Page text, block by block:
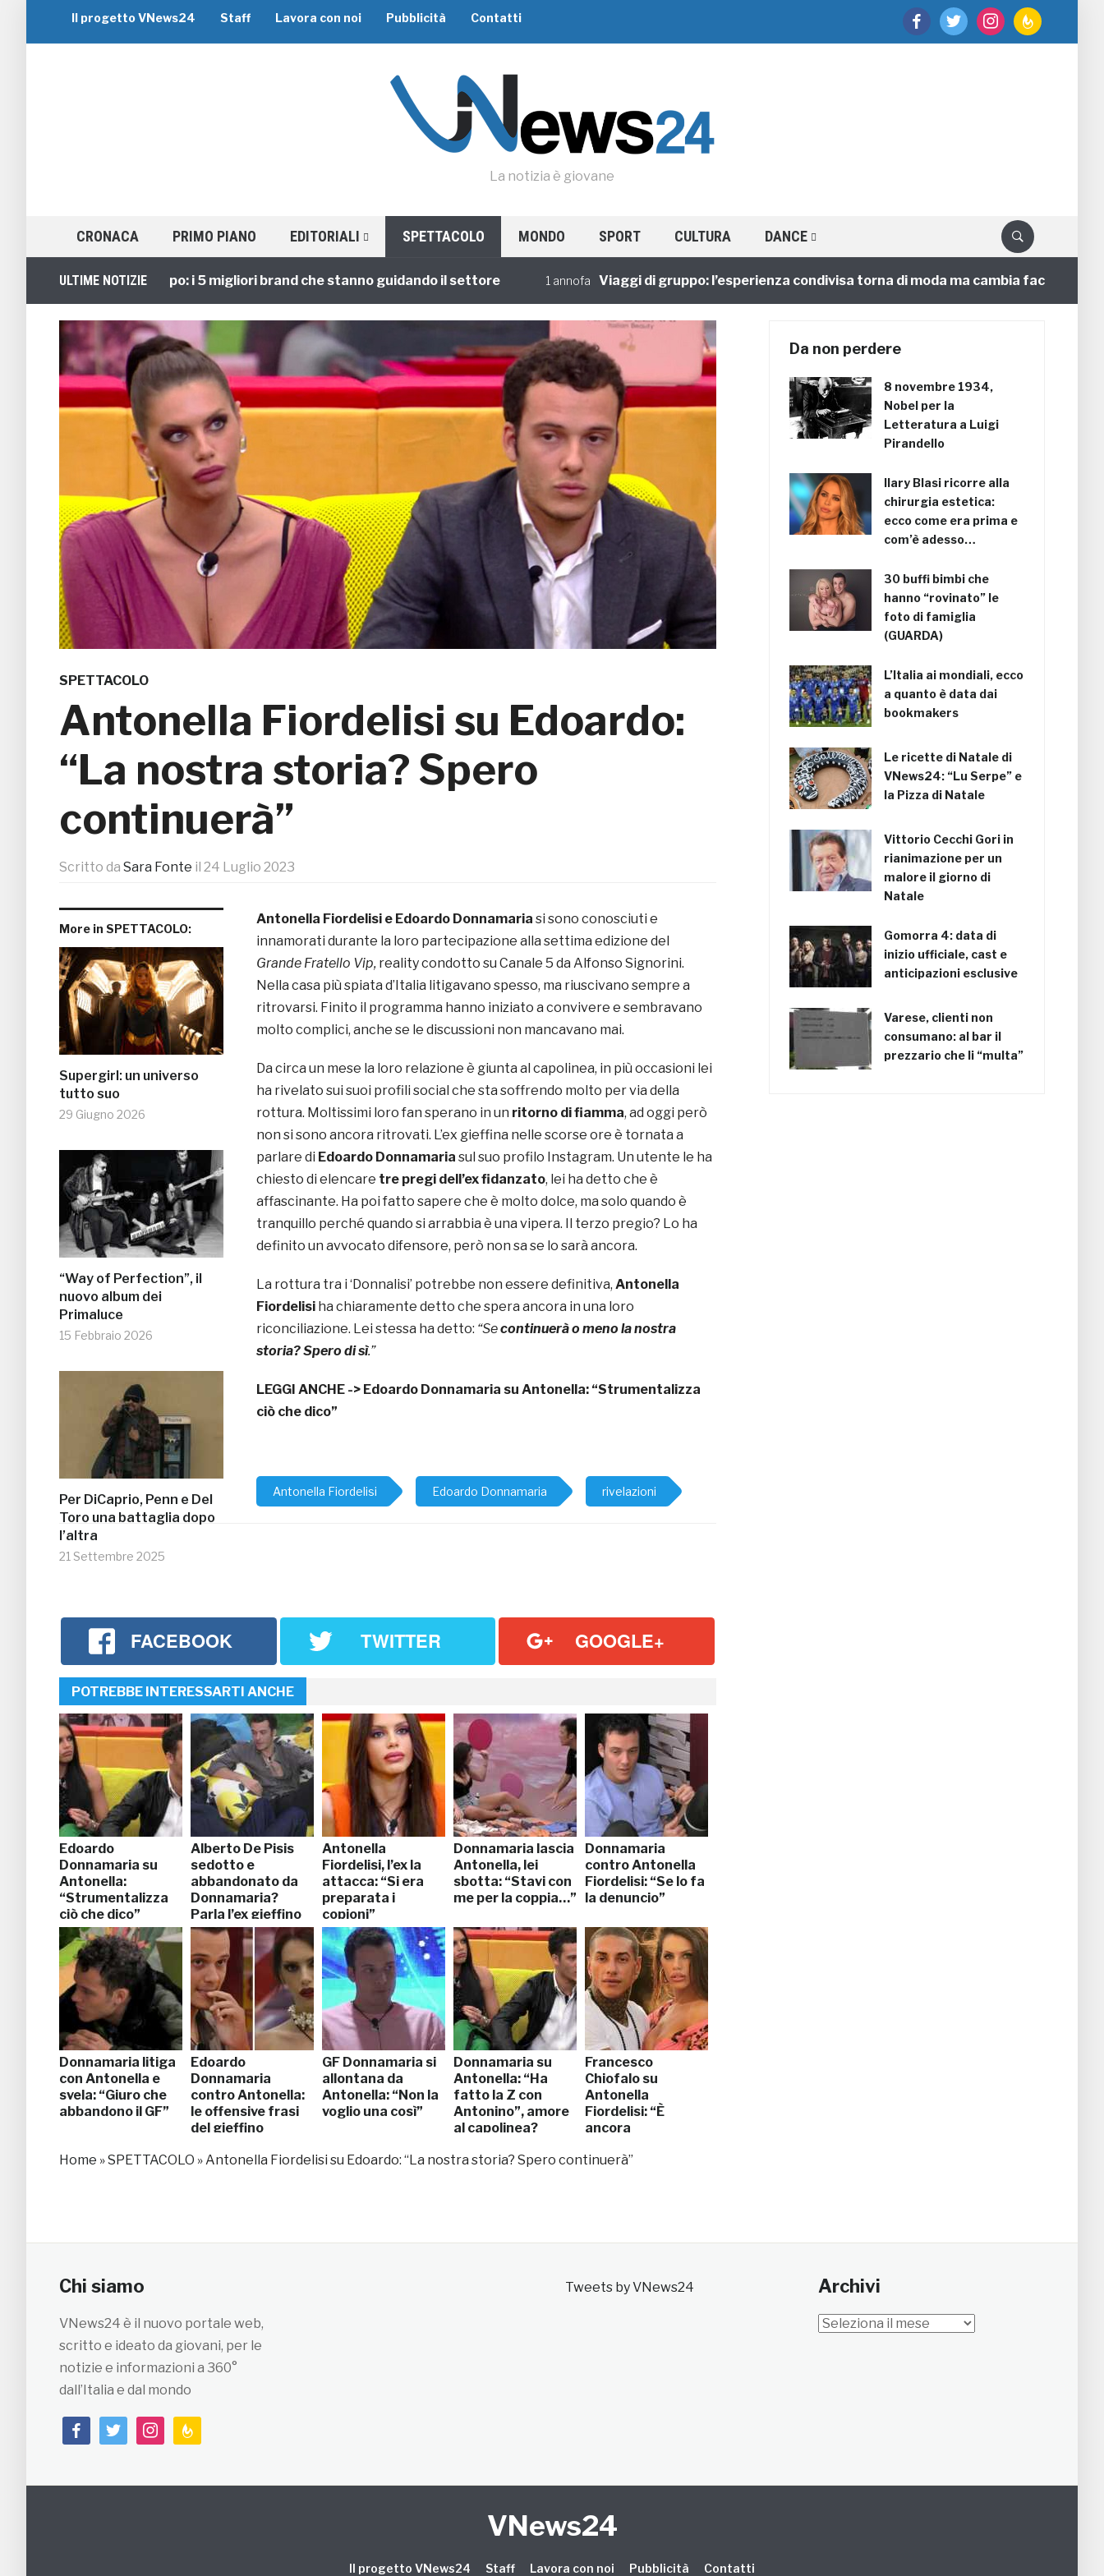
facebooktwitter instagramfeedburner
Il progetto VNews24 Staff Lavora con noi Pubblicità Contatti
La notizia è giovane
CRONACA PRIMO PIANO EDITORIALI SPETTACOLO MONDO SPORT CULTURA DANCE
ULTIME NOTIZIE
Viaggi di Gruppo: i 5 migliori brand che stanno guidando il settore 1 annofa Viaggi di gruppo: l’esperienza condivisa torna di moda ma cambia faccia
SPETTACOLO
Antonella Fiordelisi su Edoardo:
“La nostra storia? Spero
continuerà”
Scritto da Sara Fonte il 24 Luglio 2023
More in SPETTACOLO:
Supergirl: un universo
tutto suo
29 Giugno 2026
“Way of Perfection”, il
nuovo album dei
Primaluce
15 Febbraio 2026
Per DiCaprio, Penn e Del
Toro una battaglia dopo
l’altra
21 Settembre 2025
Antonella Fiordelisi e Edoardo Donnamaria si sono conosciuti e
innamorati durante la loro partecipazione alla settima edizione del
Grande Fratello Vip, reality condotto su Canale 5 da Alfonso Signorini.
Nella casa più spiata d’Italia litigavano spesso, ma riuscivano sempre a
ritrovarsi. Finito il programma hanno iniziato a convivere e sembravano
molto complici, anche se le discussioni non mancavano mai.
Da circa un mese la loro relazione è giunta al capolinea, in più occasioni lei
ha rivelato sui suoi profili social che sta soffrendo molto per via della
rottura. Moltissimi loro fan sperano in un ritorno di fiamma, ad oggi però
non si sono ancora ritrovati. L’ex gieffina nelle scorse ore è tornata a
parlare di Edoardo Donnamaria sul suo profilo Instagram. Un utente le ha
chiesto di elencare tre pregi dell’ex fidanzato, lei ha detto che è
affascinante. Ha poi fatto sapere che è molto dolce, ma solo quando è
tranquillo perché quando si arrabbia è una vipera. Il terzo pregio? Lo ha
definito un avvocato difensore, però non sa se lo sarà ancora.
La rottura tra i ‘Donnalisi’ potrebbe non essere definitiva, Antonella
Fiordelisi ha chiaramente detto che spera ancora in una loro
riconciliazione. Lei stessa ha detto: “Secontinuerà o meno la nostra
storia? Spero di sì.”
LEGGI ANCHE -> Edoardo Donnamaria su Antonella: “Strumentalizza
ciò che dico”
Antonella Fiordelisi Edoardo Donnamaria rivelazioni
FACEBOOK TWITTER GOOGLE+
POTREBBE INTERESSARTI ANCHE
Edoardo
Donnamaria su
Antonella:
“Strumentalizza
ciò che dico”
Alberto De Pisis
sedotto e
abbandonato da
Donnamaria?
Parla l’ex gieffino
Antonella
Fiordelisi, l’ex la
attacca: “Si era
preparata i
copioni”
Donnamaria lascia
Antonella, lei
sbotta: “Stavi con
me per la coppia…”
Donnamaria
contro Antonella
Fiordelisi: “Se lo fa
la denuncio”
Donnamaria litiga
con Antonella e
svela: “Giuro che
abbandono il GF”
Edoardo
Donnamaria
contro Antonella:
le offensive frasi
del gieffino
GF Donnamaria si
allontana da
Antonella: “Non la
voglio una così”
Donnamaria su
Antonella: “Ha
fatto la Z con
Antonino”, amore
al capolinea?
Francesco
Chiofalo su
Antonella
Fiordelisi: “È
ancora
Home »SPETTACOLO » Antonella Fiordelisi su Edoardo: “La nostra storia? Spero continuerà”
Da non perdere
8 novembre 1934,
Nobel per la
Letteratura a Luigi
Pirandello
Ilary Blasi ricorre alla
chirurgia estetica:
ecco come era prima e
com’è adesso…
30 buffi bimbi che
hanno “rovinato” le
foto di famiglia
(GUARDA)
L’Italia ai mondiali, ecco
a quanto è data dai
bookmakers
Le ricette di Natale di
VNews24: “Lu Serpe” e
la Pizza di Natale
Vittorio Cecchi Gori in
rianimazione per un
malore il giorno di
Natale
Gomorra 4: data di
inizio ufficiale, cast e
anticipazioni esclusive
Varese, clienti non
consumano: al bar il
prezzario che li “multa”
Chi siamo
VNews24 è il nuovo portale web,
scritto e ideato da giovani, per le
notizie e informazioni a 360°
dall’Italia e dal mondo
facebooktwitterinstagramfeedburner
Tweets by VNews24 Archivi
Archivi
VNews24
Il progetto VNews24 Staff Lavora con noi Pubblicità Contatti